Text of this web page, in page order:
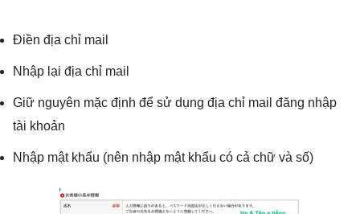
Điền địa chỉ mail
Nhập lại địa chỉ mail
Giữ nguyên mặc định để sử dụng địa chỉ mail đăng nhập
tài khoản
Nhập mật khẩu (nên nhập mật khẩu có cả chữ và số)